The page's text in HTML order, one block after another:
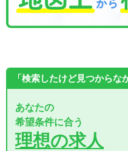
「検索したけど見つからな
あなたの
希望条件に合う
理想の求人